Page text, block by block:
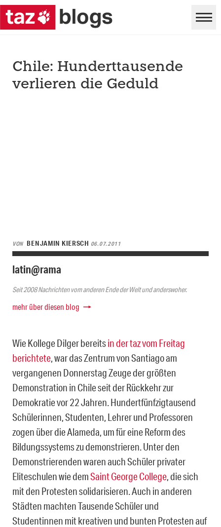
Chile: Hunderttausende
verlieren die Geduld
VON BENJAMIN KIERSCH 06.07.2011
latin@rama
Seit 2008 Nachrichten vom anderen Ende der Welt und anderswoher.
mehr über diesen blog
Wie Kollege Dilger bereitsin der taz vom Freitag
berichtete, war das Zentrum von Santiago am
vergangenen Donnerstag Zeuge der größten
Demonstration in Chile seit der Rückkehr zur
Demokratie vor 22 Jahren. Hundertfünfzigtausend
Schülerinnen, Studenten, Lehrer und Professoren
zogen über die Alameda, um für eine Reform des
Bildungssystems zu demonstrieren. Unter den
Demonstrierenden waren auch Schüler privater
Eliteschulen wie demSaint George College, die sich
mit den Protesten solidarisieren. Auch in anderen
Städten machten Tausende Schüler und
Studentinnen mit kreativen und bunten Protesten auf